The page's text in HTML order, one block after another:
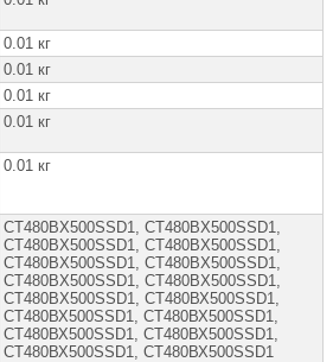
0.01 кг
0.01 кг
0.01 кг
0.01 кг
0.01 кг
CT480BX500SSD1, CT480BX500SSD1,
CT480ВX500SSD1, СT480ВX500SSD1,
СT480ВX500SSD1, СТ480ВX500SSD1,
СТ480ВX500SSD1, СТ480ВX500SSD1,
СТ480ВX500SSD1, СТ480ВХ500SSD1,
СТ480ВХ500SSD1, СТ480ВХ500SSD1,
СТ480ВХ500SSD1, СТ480ВХ500SSD1,
СТ480ВХ500SSD1, СТ480ВХ500SSD1